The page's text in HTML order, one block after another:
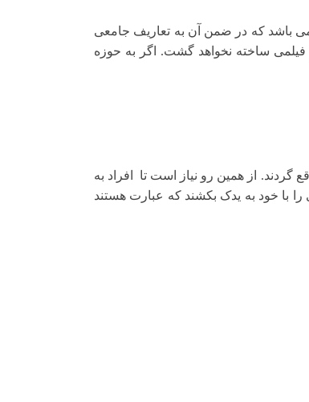
می باشد که در ضمن آن به تعاریف جامعی
ساخته نخواهد گشت. اگر به حوزه
گردند. از همین رو نیاز است تا افراد به
با خود به یدک بکشند که عبارت هستند